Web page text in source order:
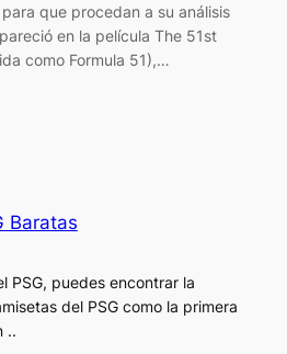
que procedan a su análisis
en la película The 51st
como Formula 51),…
Baratas
PSG, puedes encontrar la
del PSG como la primera
..